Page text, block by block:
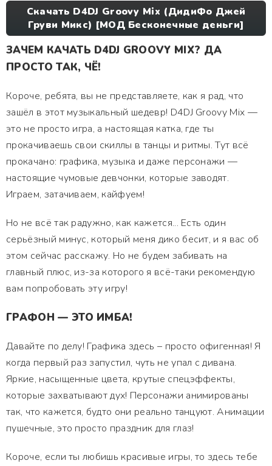
Скачать D4DJ Groovy Mix (ДидиФо Джей
Груви Микс) [МОД Бесконечные деньги]
ЗАЧЕМ КАЧАТЬ D4DJ GROOVY MIX? ДА
ПРОСТО ТАК, ЧЁ!
Короче, ребята, вы не представляете, как я рад, что
зашёл в этот музыкальный шедевр! D4DJ Groovy Mix —
это не просто игра, а настоящая катка, где ты
прокачиваешь свои скиллы в танцы и ритмы. Тут всё
прокачано: графика, музыка и даже персонажи —
настоящие чумовые девчонки, которые заводят.
Играем, затачиваем, кайфуем!
Но не всё так радужно, как кажется... Есть один
серьёзный минус, который меня дико бесит, и я вас об
этом сейчас расскажу. Но не будем забивать на
главный плюс, из-за которого я всё-таки рекомендую
вам попробовать эту игру!
ГРАФОН — ЭТО ИМБА!
Давайте по делу! Графика здесь – просто офигенная! Я
когда первый раз запустил, чуть не упал с дивана.
Яркие, насыщенные цвета, крутые спецэффекты,
которые захватывают дух! Персонажи анимированы
так, что кажется, будто они реально танцуют. Анимации
пушечные, это просто праздник для глаз!
Короче, если ты любишь красивые игры, то здесь тебе